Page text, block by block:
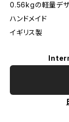
0.56kgの軽量デ
ハンドメイド
イギリス製